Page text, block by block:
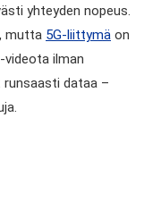
yhteyden nopeus.
mutta 5G-liittymä on
ilman
dataa –